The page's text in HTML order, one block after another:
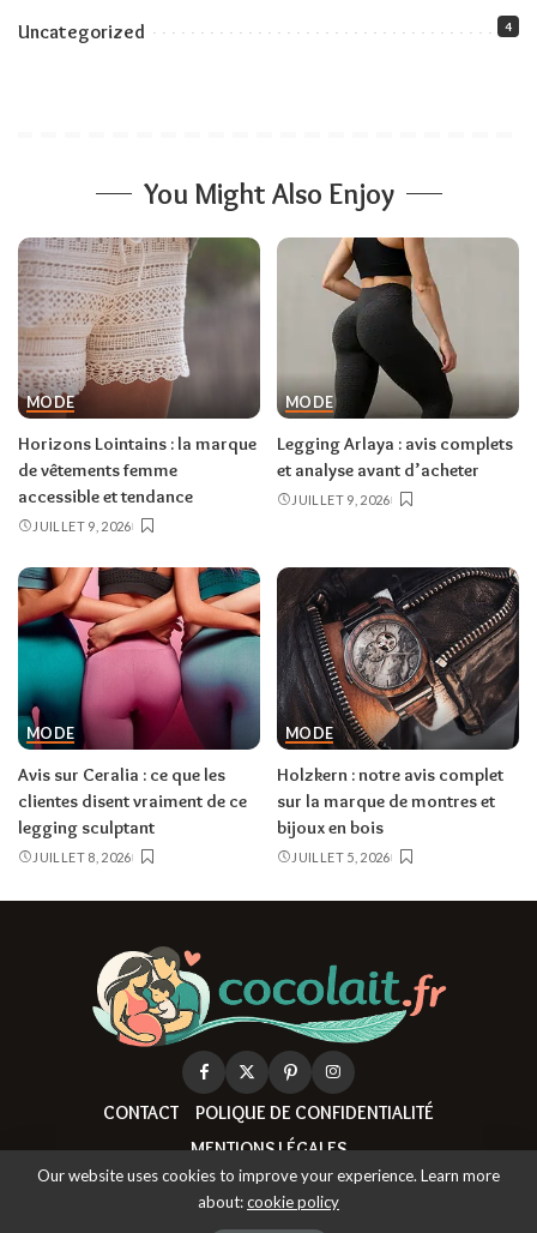
Uncategorized 4
You Might Also Enjoy
MODE
Horizons Lointains : la marque
de vêtements femme
accessible et tendance
JUILLET 9, 2026
MODE
Legging Arlaya : avis complets
et analyse avant d’acheter
JUILLET 9, 2026
MODE
Avis sur Ceralia : ce que les
clientes disent vraiment de ce
legging sculptant
JUILLET 8, 2026
MODE
Holzkern : notre avis complet
sur la marque de montres et
bijoux en bois
JUILLET 5, 2026
CONTACT
POLIQUE DE CONFIDENTIALITÉ
MENTIONS LÉGALES
Our website uses cookies to improve your experience. Learn more
about:cookie policy